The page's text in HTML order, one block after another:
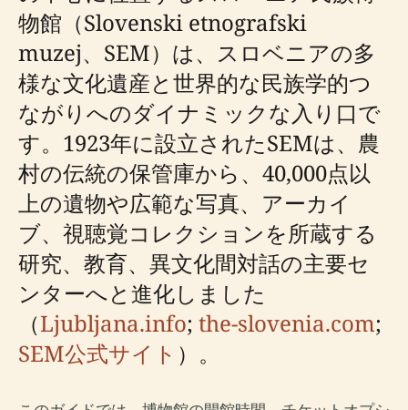
物館（Slovenski etnografski
muzej、SEM）は、スロベニアの多
様な文化遺産と世界的な民族学的つ
ながりへのダイナミックな入り口で
す。1923年に設立されたSEMは、農
村の伝統の保管庫から、40,000点以
上の遺物や広範な写真、アーカイ
ブ、視聴覚コレクションを所蔵する
研究、教育、異文化間対話の主要セ
ンターへと進化しました
（Ljubljana.info; the-slovenia.com;
SEM公式サイト ）。